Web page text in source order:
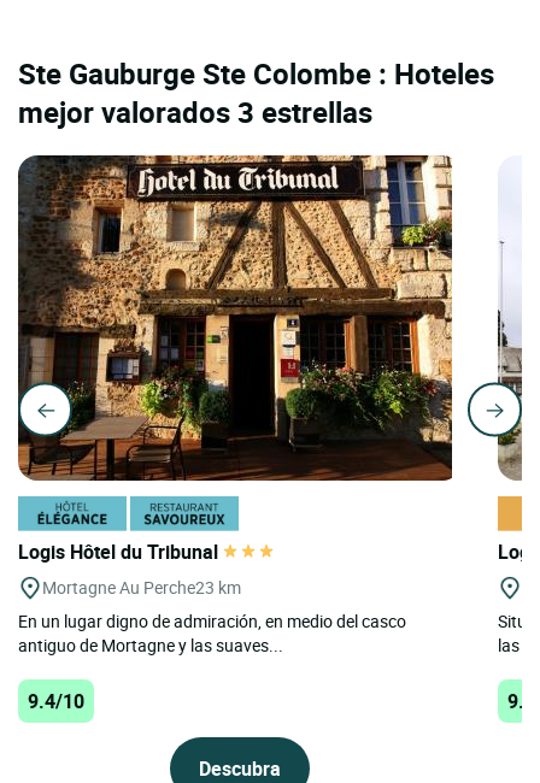
Ste Gauburge Ste Colombe : Hoteles
mejor valorados 3 estrellas
Logis Hôtel du Tribunal
Mortagne Au Perche23 km
En un lugar digno de admiración, en medio del casco
antiguo de Mortagne y las suaves...
9.4/10
Descubra
las